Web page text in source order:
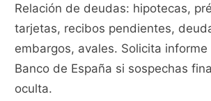
Relación de deudas: hipotecas,
tarjetas, recibos pendientes,
embargos, avales. Solicita informe
Banco de España si sospechas
oculta.